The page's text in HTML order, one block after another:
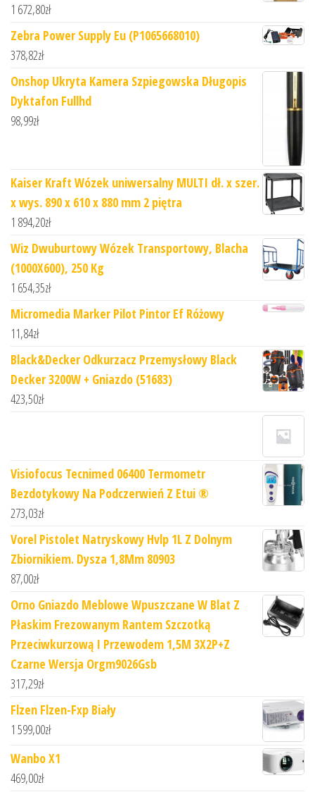
1 672,80zł
Zebra Power Supply Eu (P1065668010)
378,82zł
Onshop Ukryta Kamera Szpiegowska Długopis
Dyktafon Fullhd
98,99zł
Kaiser Kraft Wózek uniwersalny MULTI dł. x szer.
x wys. 890 x 610 x 880 mm 2 piętra
1 894,20zł
Wiz Dwuburtowy Wózek Transportowy, Blacha
(1000X600), 250 Kg
1 654,35zł
Micromedia Marker Pilot Pintor Ef Różowy
11,84zł
Black&Decker Odkurzacz Przemysłowy Black
Decker 3200W + Gniazdo (51683)
423,50zł
Visiofocus Tecnimed 06400 Termometr
Bezdotykowy Na Podczerwień Z Etui ®
273,03zł
Vorel Pistolet Natryskowy Hvlp 1L Z Dolnym
Zbiornikiem. Dysza 1,8Mm 80903
87,00zł
Orno Gniazdo Meblowe Wpuszczane W Blat Z
Płaskim Frezowanym Rantem Szczotką
Przeciwkurzową I Przewodem 1,5M 3X2P+Z
Czarne Wersja Orgm9026Gsb
317,29zł
Flzen Flzen-Fxp Biały
1 599,00zł
Wanbo X1
469,00zł